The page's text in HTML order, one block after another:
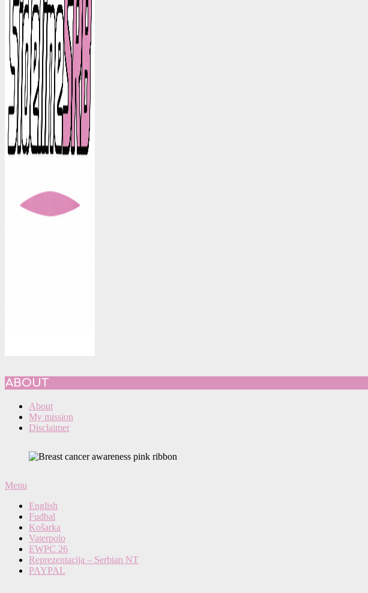
ABOUT
About
My mission
Disclaimer
Primary
Menu
Menu
English
Fudbal
Košarka
Vaterpolo
EWPC 26
Reprezentacija – Serbian NT
PAYPAL